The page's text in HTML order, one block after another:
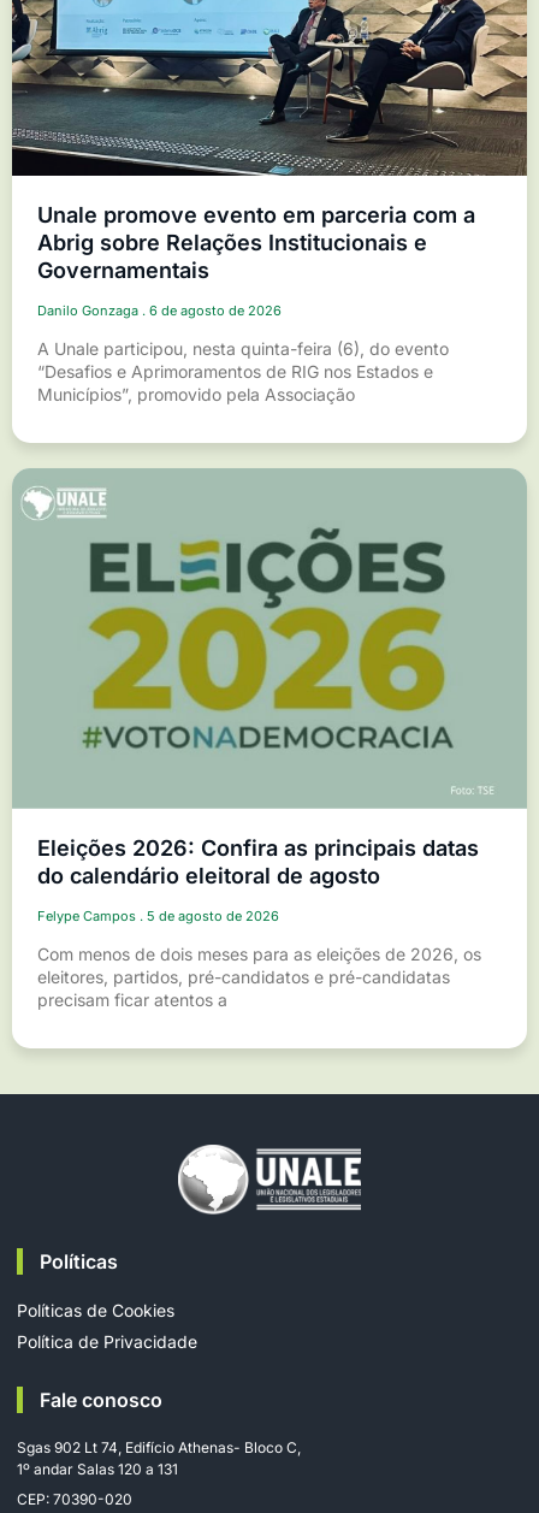
Unale promove evento em parceria com a
Abrig sobre Relações Institucionais e
Governamentais
Danilo Gonzaga 6 de agosto de 2026
A Unale participou, nesta quinta-feira (6), do evento
“Desafios e Aprimoramentos de RIG nos Estados e
Municípios”, promovido pela Associação
Eleições 2026: Confira as principais datas
do calendário eleitoral de agosto
Felype Campos 5 de agosto de 2026
Com menos de dois meses para as eleições de 2026, os
eleitores, partidos, pré-candidatos e pré-candidatas
precisam ficar atentos a
Políticas
Políticas de Cookies
Política de Privacidade
Fale conosco
Sgas 902 Lt 74, Edifício Athenas- Bloco C,
1º andar Salas 120 a 131
CEP: 70390-020